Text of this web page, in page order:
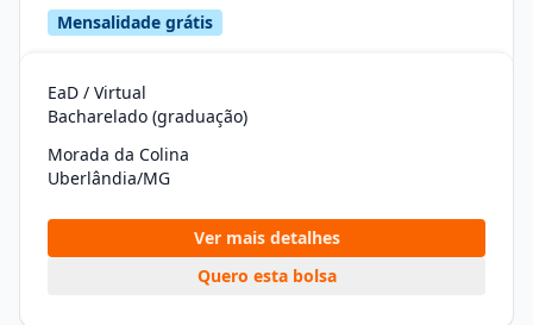
Mensalidade grátis
EaD / Virtual
Bacharelado (graduação)
Morada da Colina
Uberlândia/MG
Ver mais detalhes
Quero esta bolsa